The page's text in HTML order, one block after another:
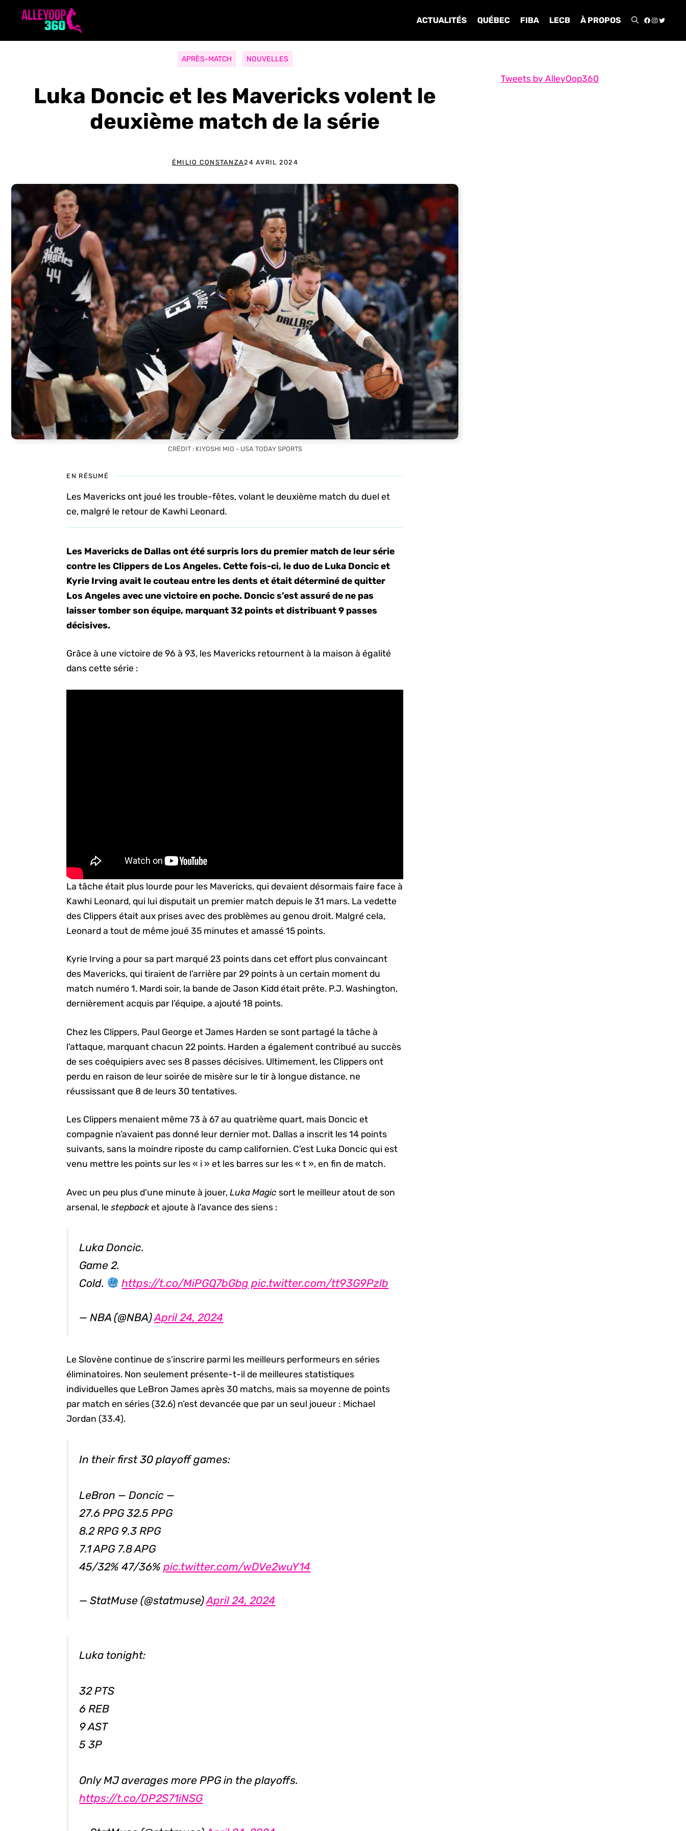
ACTUALITÉS QUÉBEC FIBA LECB À PROPOS
APRÈS-MATCH NOUVELLES
Luka Doncic et les Mavericks volent le
deuxième match de la série
ÉMILIO CONSTANZA24 AVRIL 2024
CRÉDIT : KIYOSHI MIO - USA TODAY SPORTS
EN RÉSUMÉ
Les Mavericks ont joué les trouble-fêtes, volant le deuxième match du duel et
ce, malgré le retour de Kawhi Leonard.
Les Mavericks de Dallas ont été surpris lors du premier match de leur série
contre les Clippers de Los Angeles. Cette fois-ci, le duo de Luka Doncic et
Kyrie Irving avait le couteau entre les dents et était déterminé de quitter
Los Angeles avec une victoire en poche. Doncic s’est assuré de ne pas
laisser tomber son équipe, marquant 32 points et distribuant 9 passes
décisives.
Grâce à une victoire de 96 à 93, les Mavericks retournent à la maison à égalité
dans cette série :
La tâche était plus lourde pour les Mavericks, qui devaient désormais faire face à
Kawhi Leonard, qui lui disputait un premier match depuis le 31 mars. La vedette
des Clippers était aux prises avec des problèmes au genou droit. Malgré cela,
Leonard a tout de même joué 35 minutes et amassé 15 points.
Kyrie Irving a pour sa part marqué 23 points dans cet effort plus convaincant
des Mavericks, qui tiraient de l’arrière par 29 points à un certain moment du
match numéro 1. Mardi soir, la bande de Jason Kidd était prête. P.J. Washington,
dernièrement acquis par l’équipe, a ajouté 18 points.
Chez les Clippers, Paul George et James Harden se sont partagé la tâche à
l’attaque, marquant chacun 22 points. Harden a également contribué au succès
de ses coéquipiers avec ses 8 passes décisives. Ultimement, les Clippers ont
perdu en raison de leur soirée de misère sur le tir à longue distance, ne
réussissant que 8 de leurs 30 tentatives.
Les Clippers menaient même 73 à 67 au quatrième quart, mais Doncic et
compagnie n’avaient pas donné leur dernier mot. Dallas a inscrit les 14 points
suivants, sans la moindre riposte du camp californien. C’est Luka Doncic qui est
venu mettre les points sur les « i » et les barres sur les « t », en fin de match.
Avec un peu plus d’une minute à jouer,Luka Magic sort le meilleur atout de son
arsenal, lestepback et ajoute à l’avance des siens :
Luka Doncic.
Game 2.
Cold.
https://t.co/MiPGQ7bGbg pic.twitter.com/tt93G9Pzlb
— NBA (@NBA)April 24, 2024
Le Slovène continue de s’inscrire parmi les meilleurs performeurs en séries
éliminatoires. Non seulement présente-t-il de meilleures statistiques
individuelles que LeBron James après 30 matchs, mais sa moyenne de points
par match en séries (32.6) n’est devancée que par un seul joueur : Michael
Jordan (33.4).
In their first 30 playoff games:
LeBron — Doncic —
27.6 PPG 32.5 PPG
8.2 RPG 9.3 RPG
7.1 APG 7.8 APG
45/32% 47/36%pic.twitter.com/wDVe2wuY14
— StatMuse (@statmuse)April 24, 2024
Luka tonight:
32 PTS
6 REB
9 AST
5 3P
Only MJ averages more PPG in the playoffs.
https://t.co/DP2S71iNSG
Tweets by AlleyOop360